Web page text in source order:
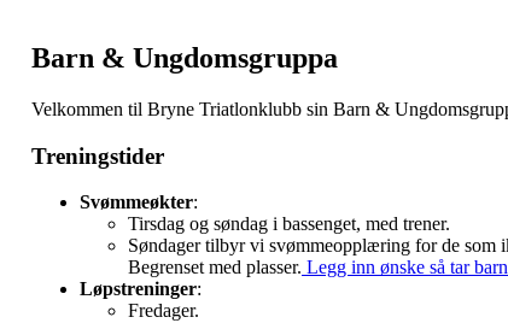
Barn & Ungdomsgruppa
Velkommen til Bryne Triatlonklubb sin Barn &
Treningstider
Svømmeøkter:
Tirsdag og søndag i bassenget, med trener.
Søndager tilbyr vi svømmeopplæring for de som
Begrenset med plasser. Legg inn ønske så tar
Løpstreninger:
Fredager.